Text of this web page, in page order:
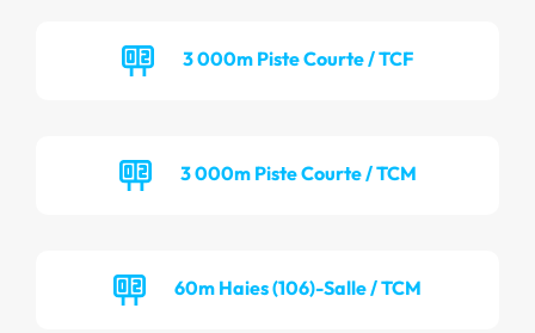
3 000m Piste Courte / TCF
3 000m Piste Courte / TCM
60m Haies (106)-Salle / TCM